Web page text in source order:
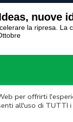
per offrirti
all'uso di TUTTI
nuove
la ripresa.
©